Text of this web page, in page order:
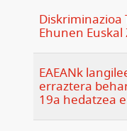
Diskriminazioa
Ehunen
EAEANk
erraztera
19a hedatzea